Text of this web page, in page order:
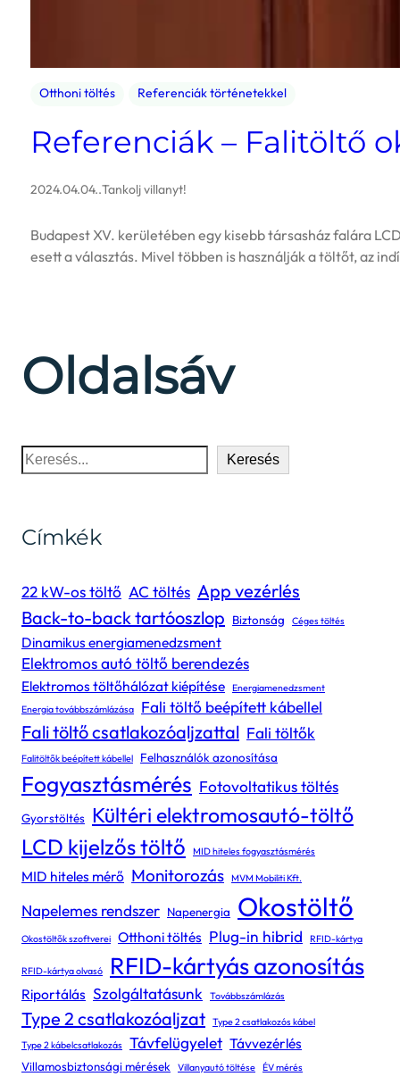
Otthoni töltés Referenciák történetekkel
Referenciák – Falitöltő
2024.04.04..Tankolj villanyt!
Budapest XV. kerületében egy kisebb társasház falára
esett a választás. Mivel többen is használják a töltőt, az
Oldalsáv
Keresés
Címkék
22 kW-os töltő AC töltés App vezérlés
Back-to-back tartóoszlop
Biztonság Céges töltés
Dinamikus energiamenedzsment
Elektromos autó töltő berendezés
Elektromos töltőhálózat kiépítése Energiamenedzsment
Energia továbbszámlázása
Fali töltő beépített kábellel
Fali töltő csatlakozóaljzattal Fali töltők
Falitöltők beépített kábellel Felhasználók azonosítása
Fogyasztásmérés Fotovoltatikus töltés
Gyorstöltés Kültéri elektromosautó-töltő
LCD kijelzős töltő MID hiteles fogyasztásmérés
MID hiteles mérő Monitorozás MVM Mobiliti Kft.
Napelemes rendszer Napenergia Okostöltő
Okostöltők szoftverei Otthoni töltés Plug-in hibrid RFID-kártya
RFID-kártya olvasó RFID-kártyás azonosítás
Riportálás Szolgáltatásunk Továbbszámlázás
Type 2 csatlakozóaljzat Type 2 csatlakozós kábel
Type 2 kábelcsatlakozás Távfelügyelet Távvezérlés
Villamosbiztonsági mérések Villanyautó töltése ÉV mérés